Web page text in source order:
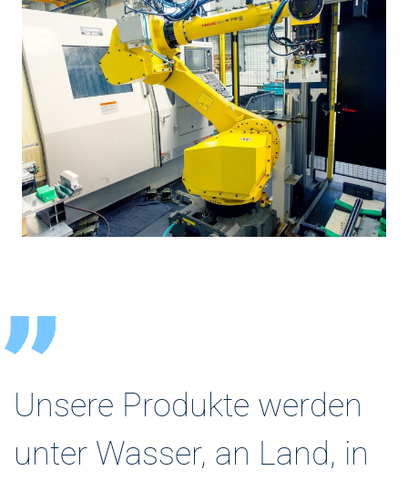
Unsere Produkte werden
unter Wasser, an Land, in